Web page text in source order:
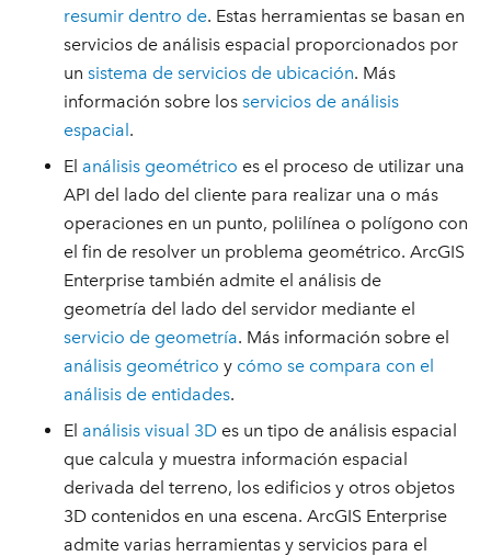
resumir dentro de. Estas herramientas se basan en
servicios de análisis espacial proporcionados por
unsistema de servicios de ubicación. Más
información sobre losservicios de análisis
espacial .
El análisis geométrico es el proceso de utilizar una
API del lado del cliente para realizar una o más
operaciones en un punto, polilínea o polígono con
el fin de resolver un problema geométrico. ArcGIS
Enterprise también admite el análisis de
geometría del lado del servidor mediante el
servicio de geometría. Más información sobre el
análisis geométrico y cómo se compara con el
análisis de entidades.
El análisis visual 3D es un tipo de análisis espacial
que calcula y muestra información espacial
derivada del terreno, los edificios y otros objetos
3D contenidos en una escena. ArcGIS Enterprise
admite varias herramientas y servicios para el